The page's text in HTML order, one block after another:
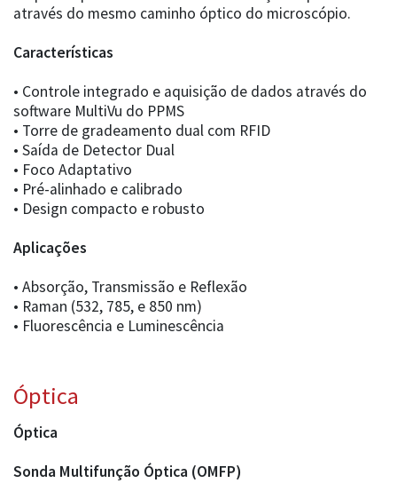
através do mesmo caminho óptico do microscópio.
Características
• Controle integrado e aquisição de dados através do
software MultiVu do PPMS
• Torre de gradeamento dual com RFID
• Saída de Detector Dual
• Foco Adaptativo
• Pré-alinhado e calibrado
• Design compacto e robusto
Aplicações
• Absorção, Transmissão e Reflexão
• Raman (532, 785, e 850 nm)
• Fluorescência e Luminescência
Óptica
Óptica
Sonda Multifunção Óptica (OMFP)